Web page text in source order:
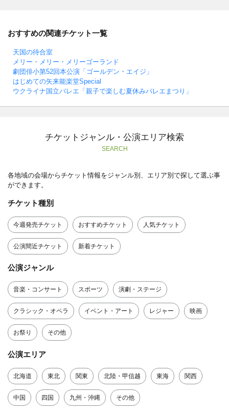
おすすめの関連チケット一覧
天国の待合室
メリー・メリー・メリーゴーランド
劇団俳小第52回本公演「ゴールデン・エイジ」
はじめての矢来能楽堂Special
ウクライナ国立バレエ「親子で楽しむ夏休みバレエまつり」
チケットジャンル・公演エリア検索
SEARCH
各地域の会場からチケット情報をジャンル別、エリア別で探して選ぶ事
ができます。
チケット種別
今週発売チケット おすすめチケット 人気チケット
公演間近チケット 新着チケット
公演ジャンル
音楽・コンサート スポーツ 演劇・ステージ
クラシック・オペラ イベント・アート レジャー 映画
お祭り その他
公演エリア
北海道 東北 関東 北陸・甲信越 東海 関西
中国 四国 九州・沖縄 その他